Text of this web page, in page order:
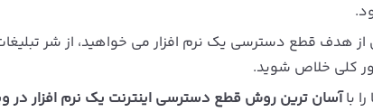
از هدف قطع دسترسی یک نرم افزار می خواهید، از شر
کلی خلاص شوید.
باآسان ترین روش قطع دسترسی اینترنت یک نرم افزار در